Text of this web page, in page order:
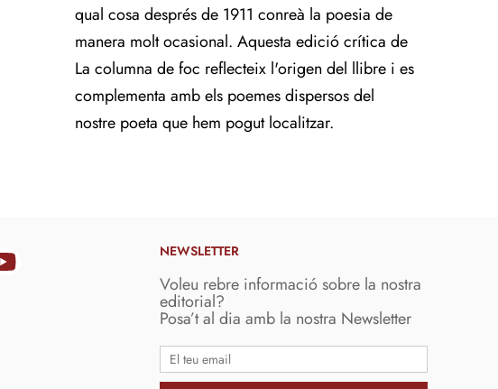
qual cosa després de 1911 conreà la poesia de
manera molt ocasional. Aquesta edició crítica de
La columna de foc reflecteix l'origen del llibre i es
complementa amb els poemes dispersos del
nostre poeta que hem pogut localitzar.
NEWSLETTER
Voleu rebre informació sobre la nostra
editorial?
Posa’t al dia amb la nostra Newsletter